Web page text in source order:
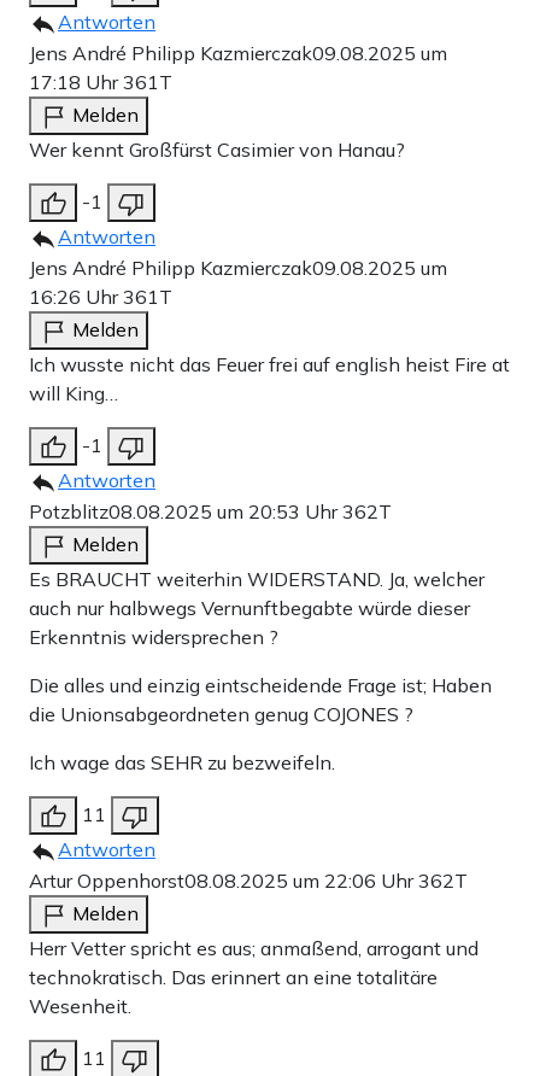
Antworten
Jens André Philipp Kazmierczak09.08.2025 um
17:18 Uhr361T
Melden
Wer kennt Großfürst Casimier von Hanau?
-1
Antworten
Jens André Philipp Kazmierczak09.08.2025 um
16:26 Uhr361T
Melden
Ich wusste nicht das Feuer frei auf english heist Fire at
will King…
-1
Antworten
Potzblitz08.08.2025 um 20:53 Uhr362T
Melden
Es BRAUCHT weiterhin WIDERSTAND. Ja, welcher
auch nur halbwegs Vernunftbegabte würde dieser
Erkenntnis widersprechen ?
Die alles und einzig eintscheidende Frage ist; Haben
die Unionsabgeordneten genug COJONES ?
Ich wage das SEHR zu bezweifeln.
11
Antworten
Artur Oppenhorst08.08.2025 um 22:06 Uhr362T
Melden
Herr Vetter spricht es aus; anmaßend, arrogant und
technokratisch. Das erinnert an eine totalitäre
Wesenheit.
11